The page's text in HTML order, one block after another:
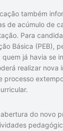
também
de acúmulo de
Para
Básica (PEB),
já havia se
realizar nova
processo
do novo